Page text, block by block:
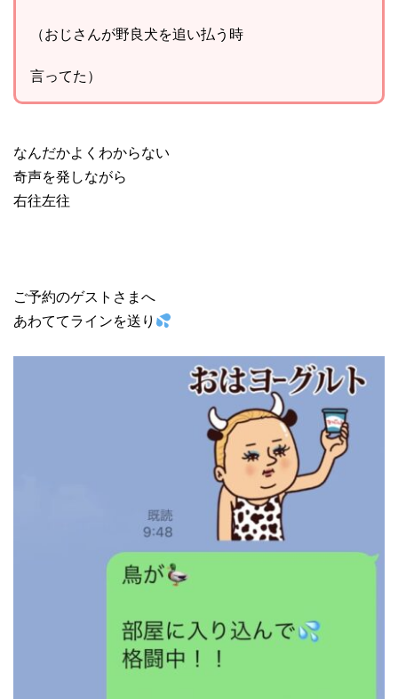
（おじさんが野良犬を追い払う時
言ってた）
なんだかよくわからない
奇声を発しながら
右往左往
ご予約のゲストさまへ
あわててラインを送り